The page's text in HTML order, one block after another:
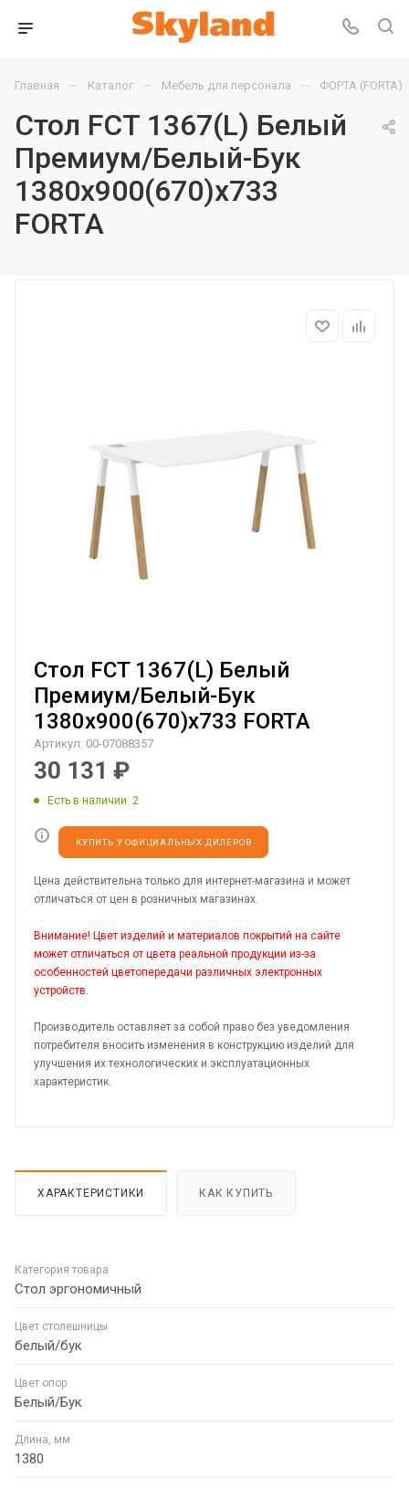
Главная — Каталог — Мебель для персонала — ФОРТА (FORTA)
Стол FCT 1367(L) Белый
Премиум/Белый-Бук
1380х900(670)х733
FORTA
Стол FCT 1367(L) Белый
Премиум/Белый-Бук
1380х900(670)х733 FORTA
Артикул: 00-07088357
30 131 ₽
Есть в наличии: 2
КУПИТЬ У ОФИЦИАЛЬНЫХ ДИЛЕРОВ
Цена действительна только для интернет-магазина и может
отличаться от цен в розничных магазинах.
Внимание! Цвет изделий и материалов покрытий на сайте
может отличаться от цвета реальной продукции из-за
особенностей цветопередачи различных электронных
устройств.
Производитель оставляет за собой право без уведомления
потребителя вносить изменения в конструкцию изделий для
улучшения их технологических и эксплуатационных
характеристик.
ХАРАКТЕРИСТИКИ КАК КУПИТЬ
Категория товара
Стол эргономичный
Цвет столешницы
белый/бук
Цвет опор
Белый/Бук
Длина, мм
1380